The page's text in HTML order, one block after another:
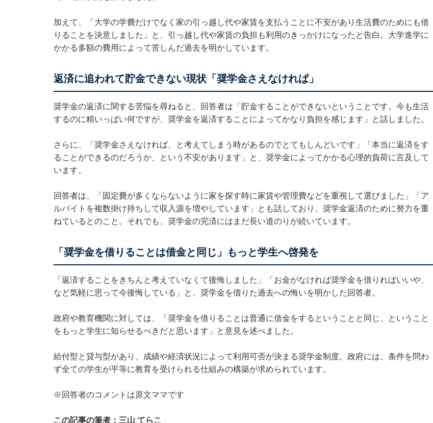
加えて、「大学の学費だけでなく家の引っ越し代や家賃を支払うことに不安があり生活費のためにも借
りることを決意しました」と、引っ越し代や家賃の負担も利用のきっかけになったと告白。大学進学に
かかる多額の費用によって苦しんだ過去を明かしています。
返済に追われて貯金できない現状「奨学金さえなければ」
奨学金の返済に関する苦悩を尋ねると、回答者は「貯金することができないということです。今も生活
するのに精いっぱい何ですが、奨学金を返済することによってかなり負担を感じます」と話しました。
さらに、「奨学金さえなければ、と考えてしまう時があるのでとてもしんどいです」「本当に返済をす
ることができるのだろうか、という不安があります」と、奨学金によってかかる心理的負荷に言及して
います。
回答者は、「固定費が多くならないように家を探す時に家賃や管理費などを重視して選びました」「ア
ルバイトを複数掛け持ちして収入源を増やしています」とも話しており、奨学金返済のために努力を重
ねているとのこと。それでも、奨学金の完済にはまだ長い道のりが続いています。
「奨学金を借りることは借金と同じ」もっと学生へ啓発を
「返済することをきちんと考えていなくて後悔しました」「お金がなければ奨学金を借りればいいや、
など気軽に思って今後悔している」と、奨学金を借りた過去への悔いを明かした回答者。
政府や教育機関に対しては、「奨学金を借りることは普通に借金をするということと同じ、ということ
をもっと学生に知らせるべきだと思います」と意見を述べました。
給付型と貸与型があり、成績や経済状況によって利用可否が決まる奨学金制度。政府には、条件を問わ
ず全ての学生が平等に教育を受けられる仕組みの構築が求められています。
※回答者のコメントは原文ママです
この記事の筆者：三山 てらこ